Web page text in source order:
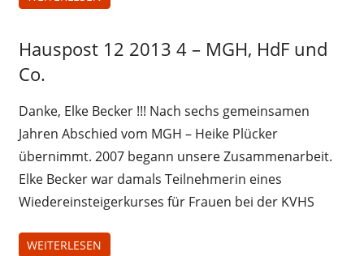
Hauspost
12-2013
Hauspost 12 2013 4 – MGH, HdF und
Co.
Danke, Elke Becker !!! Nach sechs gemeinsamen
Jahren Abschied vom MGH – Heike Plücker
übernimmt. 2007 begann unsere Zusammenarbeit.
Elke Becker war damals Teilnehmerin eines
Wiedereinsteigerkurses für Frauen bei der KVHS
WEITERLESEN